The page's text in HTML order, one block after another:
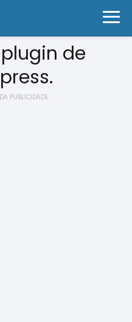
de
PUBLICIDADE